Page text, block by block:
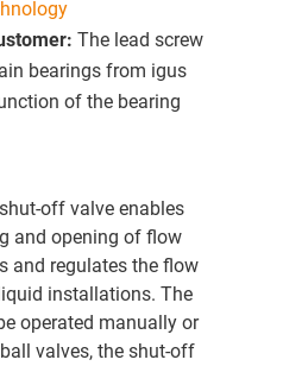
The lead screw
bearings from igus
of the bearing
off valve enables
and opening of flow
and regulates the flow
installations. The
operated manually or
valves, the shut-off